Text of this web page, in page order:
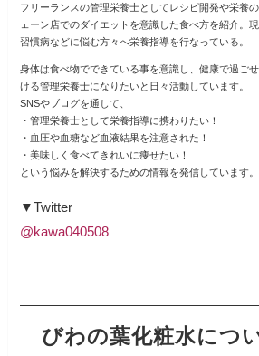
フリーランスの管理栄養士としてレシピ開発や栄養
ェーン店でのダイエットを意識した食べ方を紹介。
習慣病などに悩む方々へ栄養指導を行なっている。
身体は食べ物でできている事を意識し、健康で過ご
ける管理栄養士になりたいと日々活動しています。
SNSやブログを通して、
・管理栄養士として栄養指導に携わりたい！
・血圧や血糖など血液結果を注意された！
・美味しく食べてきれいに痩せたい！
という悩みを解決するための情報を発信しています。
▼Twitter
@kawa040508
びわの葉化粧水につ